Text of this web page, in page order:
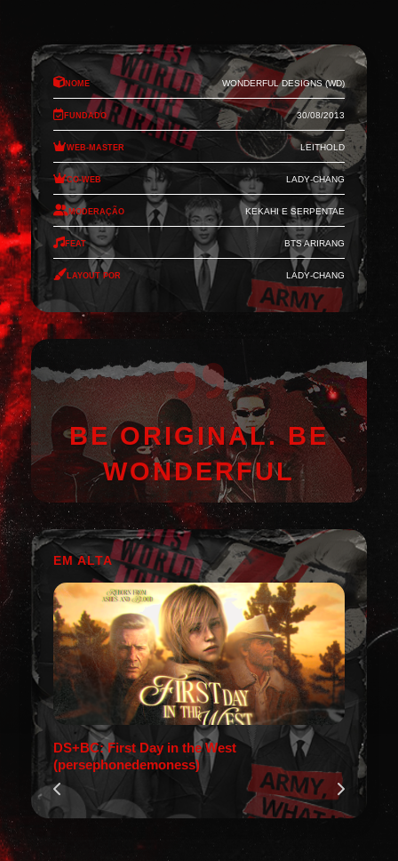
Nome Wonderful Designs (WD)
Fundado 30/08/2013
Web-Master Leithold
Co-Web Lady-Chang
Moderação Kekahi e Serpentae
Feat BTS Arirang
Layout por Lady-Chang
BE ORIGINAL. BE
WONDERFUL
EM ALTA
DS+BC: First Day in the West
(persephonedemoness)